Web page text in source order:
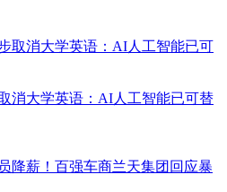
消大学英语：AI人工智能已可替